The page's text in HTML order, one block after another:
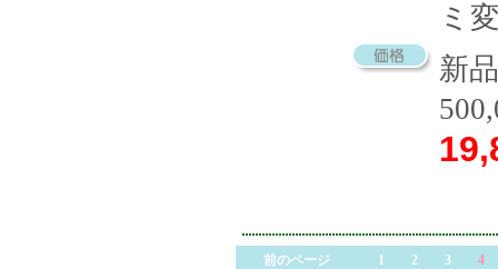
ミ
新
前のページ 1 2 3
4